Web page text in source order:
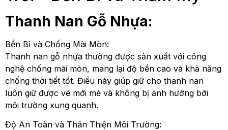
Thanh Nan Gỗ Nhựa:
Bền Bỉ và Chống Mài Mòn:
Thanh nan gỗ nhựa thường được sản xuất với công
nghệ chống mài mòn, mang lại độ bền cao và khả năng
chống thời tiết tốt. Điều này giúp giữ cho thanh nan
luôn giữ được vẻ mới mẻ và không bị ảnh hưởng bởi
môi trường xung quanh.
Độ An Toàn và Thân Thiện Môi Trường: